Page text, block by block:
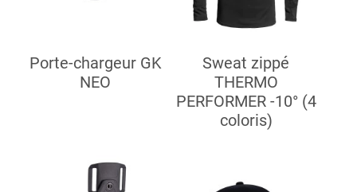
Porte-chargeur GK
NEO
Sweat zippé
THERMO
PERFORMER -10° (4
coloris)